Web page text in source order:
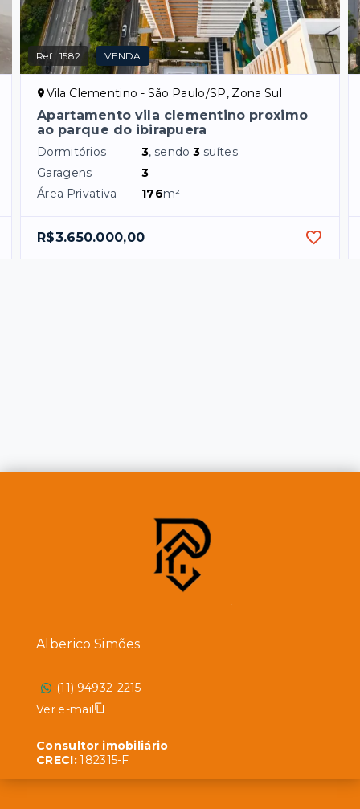
Ref.:1582 VENDA
Vila Clementino - São Paulo/SP, Zona Sul
Apartamento vila clementino proximo
ao parque do ibirapuera
Dormitórios 3, sendo3 suítes
Garagens
3
Área Privativa
176m²
R$3.650.000,00
Alberico Simões
(11) 94932-2215
Ver e-mail
Consultor imobiliário
CRECI:182315-F